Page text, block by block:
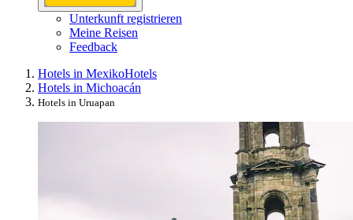
Unterkunft registrieren
Meine Reisen
Feedback
Hotels in MexikoHotels
Hotels in Michoacán
Hotels in Uruapan